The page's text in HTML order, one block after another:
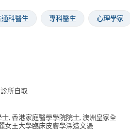
通科醫生 專科醫生 心理學家
所自取
, 香港家庭醫學學院院士, 澳洲皇家全
女王大學臨床皮膚學深造文憑